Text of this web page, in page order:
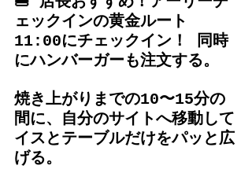
ェックインの黄金ルート
11:00にチェックイン！ 同時
にハンバーガーも注文する。
焼き上がりまでの10〜15分の
間に、自分のサイトへ移動して
イスとテーブルだけをパッと広
げる。